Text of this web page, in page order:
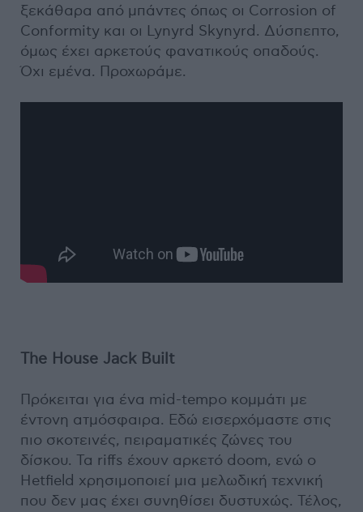
ξεκάθαρα από μπάντες όπως οι Corrosion of
Conformity και οι Lynyrd Skynyrd. Δύσπεπτο,
όμως έχει αρκετούς φανατικούς οπαδούς.
Όχι εμένα. Προχωράμε.
The House Jack Built
Πρόκειται για ένα mid-tempo κομμάτι με
έντονη ατμόσφαιρα. Εδώ εισερχόμαστε στις
πιο σκοτεινές, πειραματικές ζώνες του
δίσκου. Τα riffs έχουν αρκετό doom, ενώ ο
Hetfield χρησιμοποιεί μια μελωδική τεχνική
που δεν μας έχει συνηθίσει δυστυχώς. Τέλος,